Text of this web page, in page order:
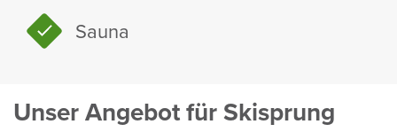
Sauna
Unser Angebot für Skisprung